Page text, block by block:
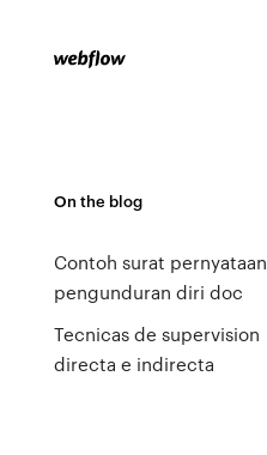
On the blog
Contoh surat pernyataan
pengunduran diri doc
Tecnicas de supervision
directa e indirecta